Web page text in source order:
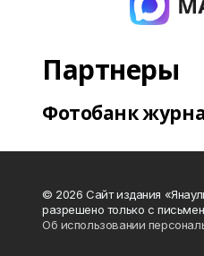
Партнеры
Фотобанк
© 2026 Сайт издания
разрешено только с
Об использовании